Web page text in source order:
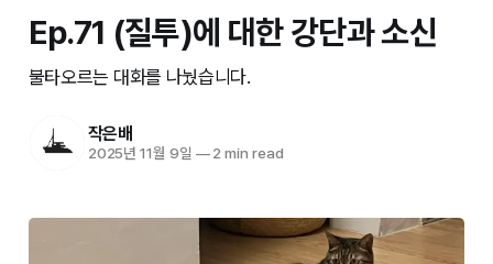
Ep.71 (질투)에 대한 강단과 소신
불타오르는 대화를 나눴습니다.
작은배
2025년 11월 9일 —2 min read